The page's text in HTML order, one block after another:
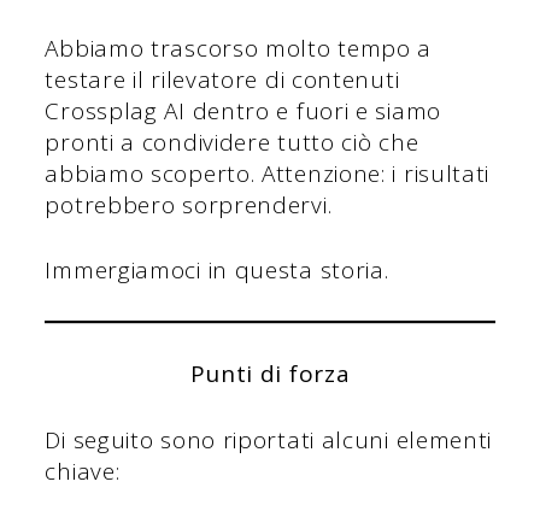
Abbiamo trascorso molto tempo a
testare il rilevatore di contenuti
Crossplag AI dentro e fuori e siamo
pronti a condividere tutto ciò che
abbiamo scoperto. Attenzione: i risultati
potrebbero sorprendervi.
Immergiamoci in questa storia.
Punti di forza
Di seguito sono riportati alcuni elementi
chiave: